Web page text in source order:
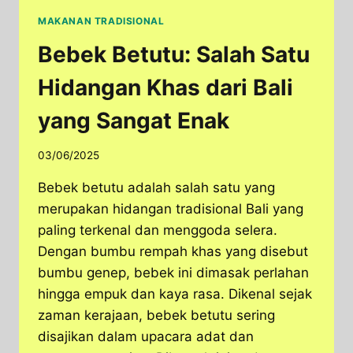
MAKANAN TRADISIONAL
Bebek Betutu: Salah Satu
Hidangan Khas dari Bali
yang Sangat Enak
03/06/2025
Bebek betutu adalah salah satu yang
merupakan hidangan tradisional Bali yang
paling terkenal dan menggoda selera.
Dengan bumbu rempah khas yang disebut
bumbu genep, bebek ini dimasak perlahan
hingga empuk dan kaya rasa. Dikenal sejak
zaman kerajaan, bebek betutu sering
disajikan dalam upacara adat dan